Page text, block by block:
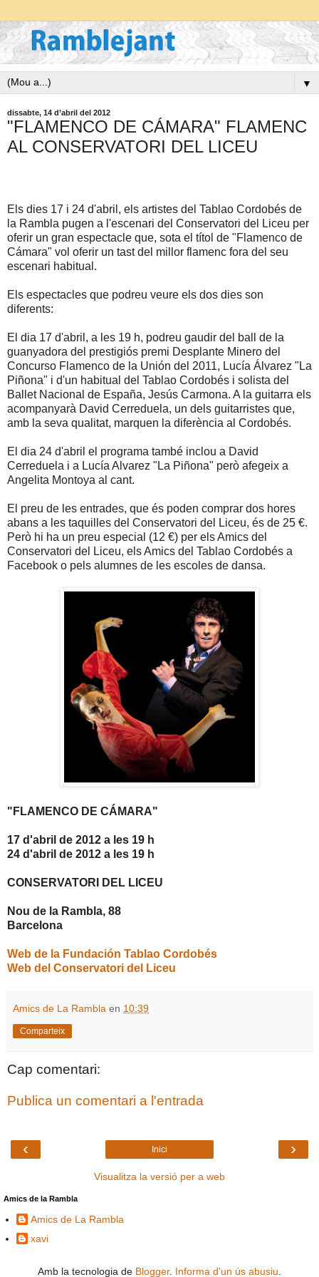
▼
dissabte, 14 d’abril del 2012
"FLAMENCO DE CÁMARA" FLAMENC
AL CONSERVATORI DEL LICEU
Els dies 17 i 24 d'abril, els artistes del Tablao Cordobés de
la Rambla pugen a l'escenari del Conservatori del Liceu per
oferir un gran espectacle que, sota el títol de "Flamenco de
Cámara" vol oferir un tast del millor flamenc fora del seu
escenari habitual.
Els espectacles que podreu veure els dos dies son
diferents:
El dia 17 d'abril, a les 19 h, podreu gaudir del ball de la
guanyadora del prestigiós premi Desplante Minero del
Concurso Flamenco de la Unión del 2011, Lucía Álvarez "La
Piñona" i d'un habitual del Tablao Cordobés i solista del
Ballet Nacional de España, Jesús Carmona. A la guitarra els
acompanyarà David Cerreduela, un dels guitarristes que,
amb la seva qualitat, marquen la diferència al Cordobés.
El dia 24 d'abril el programa també inclou a David
Cerreduela i a Lucía Alvarez "La Piñona" però afegeix a
Angelita Montoya al cant.
El preu de les entrades, que és poden comprar dos hores
abans a les taquilles del Conservatori del Liceu, és de 25 €.
Però hi ha un preu especial (12 €) per els Amics del
Conservatori del Liceu, els Amics del Tablao Cordobés a
Facebook o pels alumnes de les escoles de dansa.
"FLAMENCO DE CÁMARA"
17 d'abril de 2012 a les 19 h
24 d'abril de 2012 a les 19 h
CONSERVATORI DEL LICEU
Nou de la Rambla, 88
Barcelona
Web de la Fundación Tablao Cordobés
Web del Conservatori del Liceu
Amics de La Rambla en 10:39
Comparteix
Cap comentari:
Publica un comentari a l'entrada
‹ ›
Inici
Visualitza la versió per a web
Amics de la Rambla
Amics de La Rambla
xavi
Amb la tecnologia de Blogger. Informa d'un ús abusiu